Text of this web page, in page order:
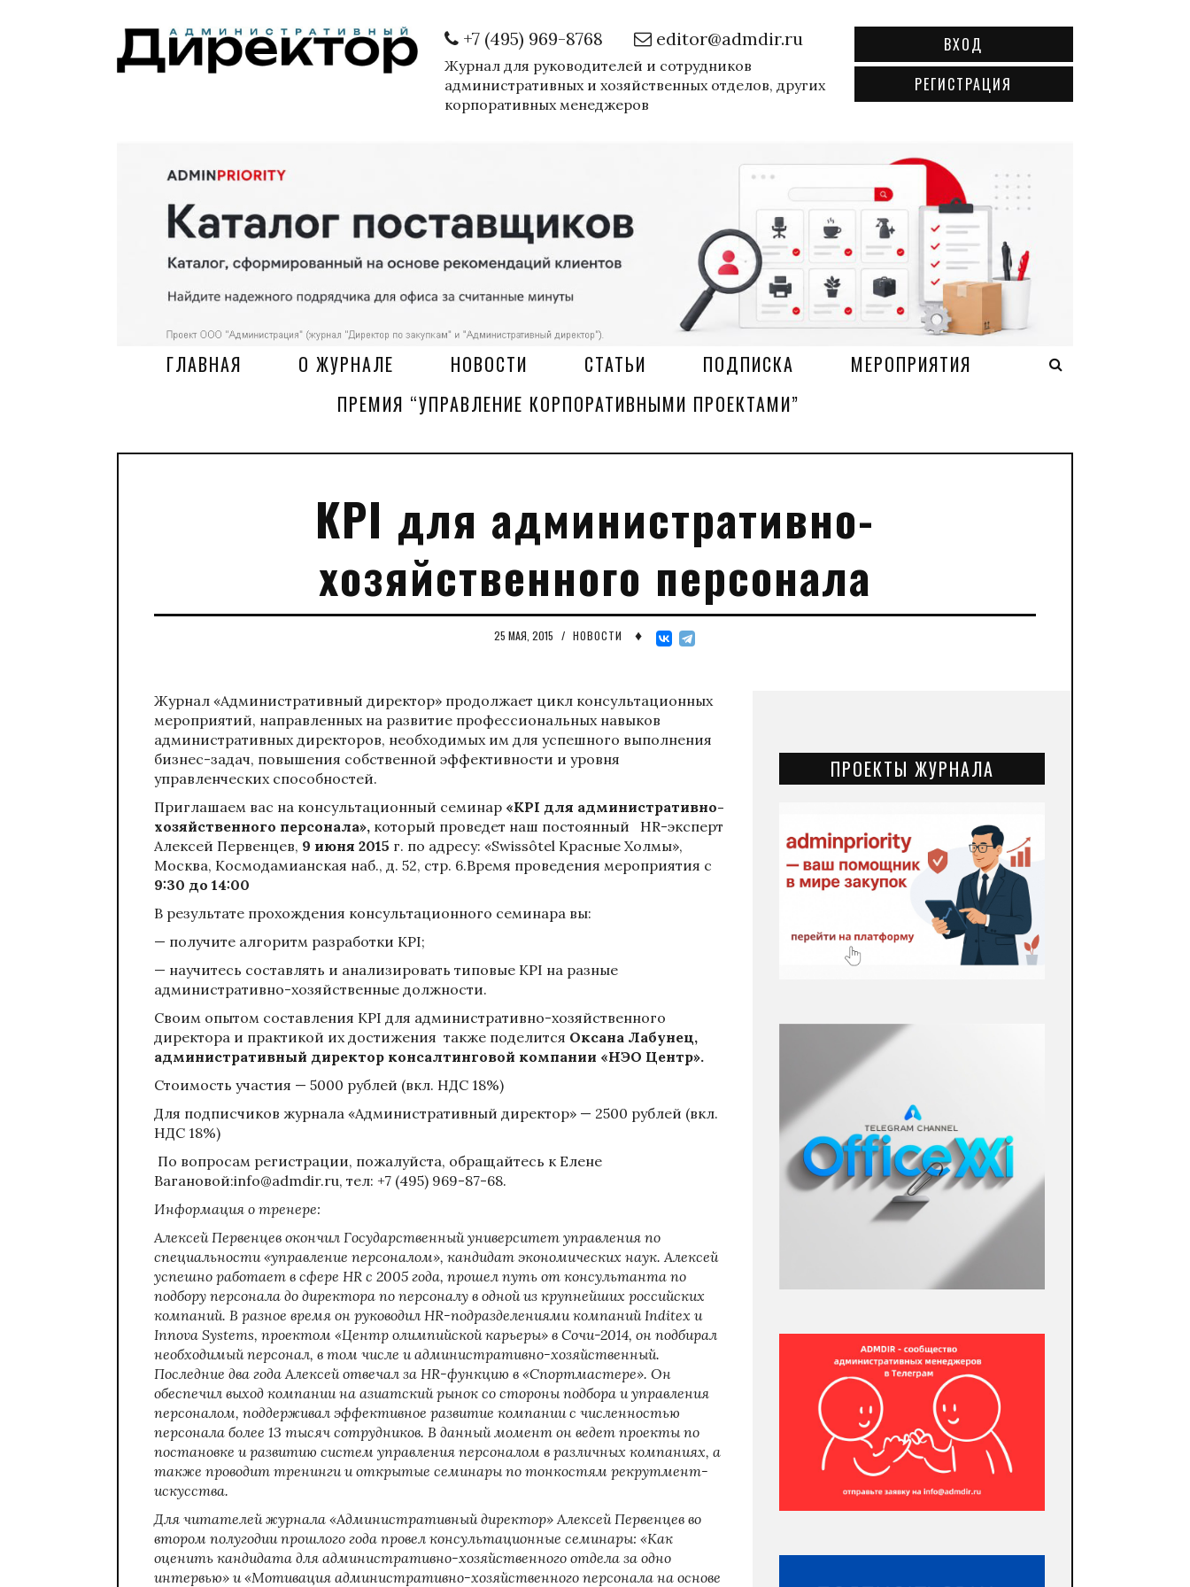
+7 (495) 969-8768 editor@admdir.ru
Журнал для руководителей и сотрудников
административных и хозяйственных отделов, других
корпоративных менеджеров
ВХОД
РЕГИСТРАЦИЯ
ГЛАВНАЯ О ЖУРНАЛЕ НОВОСТИ СТАТЬИ ПОДПИСКА
МЕРОПРИЯТИЯ
ПРЕМИЯ “УПРАВЛЕНИЕ КОРПОРАТИВНЫМИ ПРОЕКТАМИ”
KPI для административно-
хозяйственного персонала
25 МАЯ, 2015 / НОВОСТИ ♦
Журнал «Административный директор» продолжает цикл консультационных
мероприятий, направленных на развитие профессиональных навыков
административных директоров, необходимых им для успешного выполнения
бизнес-задач, повышения собственной эффективности и уровня
управленческих способностей.
Приглашаем вас на консультационный семинар «KPI для административно-
хозяйственного персонала», который проведет наш постоянный
HR-эксперт
Алексей Первенцев, 9 июня 2015 г. по адресу: «Swissôtel Красные Холмы»,
Москва, Космодамианская наб., д. 52, стр. 6.Время проведения мероприятия с
9:30 до 14:00
В результате прохождения консультационного семинара вы:
— получите алгоритм разработки KPI;
— научитесь составлять и анализировать типовые KPI на разные
административно-хозяйственные должности.
Своим опытом составления KPI для административно-хозяйственного
директора и практикой их достижения также поделится Оксана Лабунец,
административный директор консалтинговой компании «НЭО Центр».
Стоимость участия — 5000 рублей (вкл. НДС 18%)
Для подписчиков журнала «Административный директор» — 2500 рублей (вкл.
НДС 18%)
По вопросам регистрации, пожалуйста, обращайтесь к Елене
Вагановой:info@admdir.ru, тел: +7 (495) 969-87-68.
Информация о тренере:
Алексей Первенцев окончил Государственный университет управления по
специальности «управление персоналом», кандидат экономических наук. Алексей
успешно работает в сфере HR с 2005 года, прошел путь от консультанта по
подбору персонала до директора по персоналу в одной из крупнейших российских
компаний. В разное время он руководил HR-подразделениями компаний Inditex и
Innova Systems, проектом «Центр олимпийской карьеры» в Сочи-2014, он подбирал
необходимый персонал, в том числе и административно-хозяйственный.
Последние два года Алексей отвечал за HR-функцию в «Спортмастере». Он
обеспечил выход компании на азиатский рынок со стороны подбора и управления
персоналом, поддерживал эффективное развитие компании с численностью
персонала более 13 тысяч сотрудников. В данный момент он ведет проекты по
постановке и развитию систем управления персоналом в различных компаниях, а
также проводит тренинги и открытые семинары по тонкостям рекрутмент-
искусства.
Для читателей журнала «Административный директор» Алексей Первенцев во
втором полугодии прошлого года провел консультационные семинары: «Как
оценить кандидата для административно-хозяйственного отдела за одно
интервью» и «Мотивация административно-хозяйственного персонала на основе
ПРОЕКТЫ ЖУРНАЛА